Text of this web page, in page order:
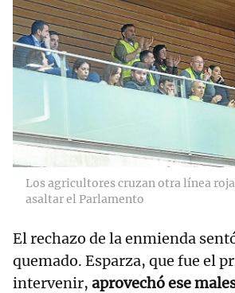
Los agricultores cruzan otra línea
asaltar el Parlamento
El rechazo de la enmienda
quemado. Esparza, que fue el
intervenir, aprovechó ese